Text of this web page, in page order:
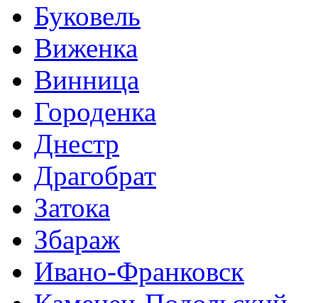
Буковель
Виженка
Винница
Городенка
Днестр
Драгобрат
Затока
Збараж
Ивано-Франковск